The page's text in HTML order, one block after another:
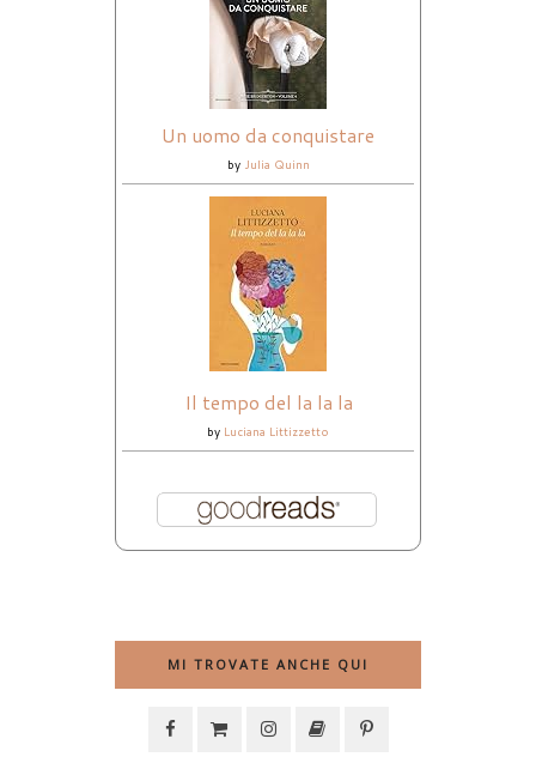
Un uomo da conquistare
by Julia Quinn
Il tempo del la la la
by Luciana Littizzetto
MI TROVATE ANCHE QUI